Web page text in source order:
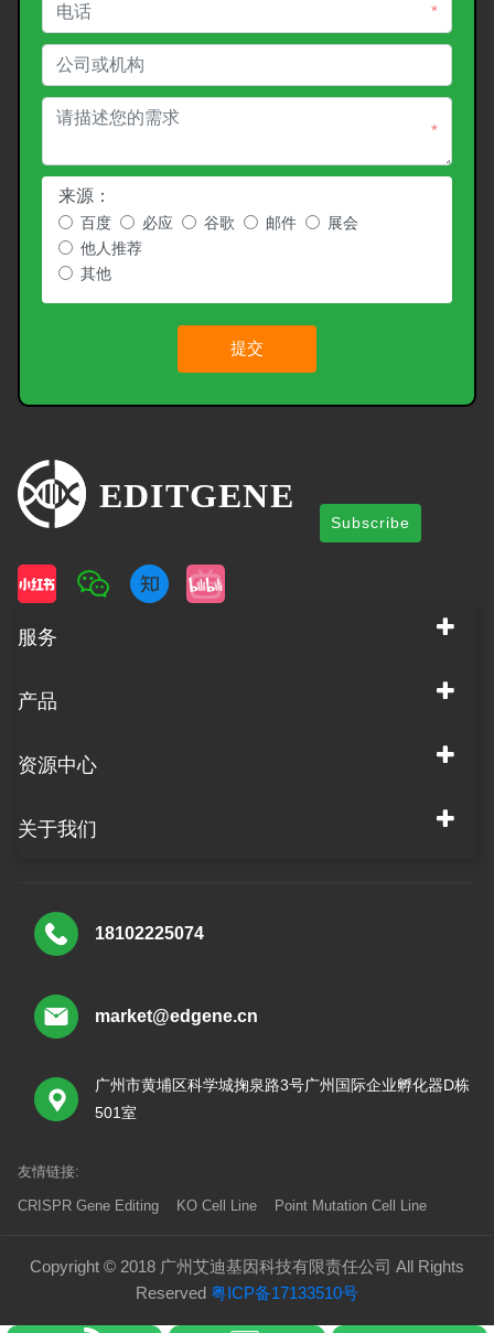
*
*
来源：
百度 必应 谷歌 邮件
展会
他人推荐
其他
提交
Subscribe
服务
产品
资源中心
关于我们
18102225074
market@edgene.cn
广州市黄埔区科学城掬泉路3号广州国际企业孵化器D栋
501室
友情链接:
CRISPR Gene Editing KO Cell Line Point Mutation Cell Line
Copyright © 2018 广州艾迪基因科技有限责任公司 All Rights
Reserved 粤ICP备17133510号